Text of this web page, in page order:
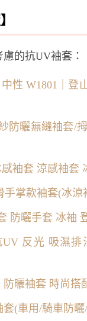
的抗UV袖套：
性 W1801｜
防曬無縫袖套/
感袖套 涼感袖
手掌款袖套(冰
防曬手套 冰袖
反光 吸濕
曬袖套 時尚搭
(車用/騎車防